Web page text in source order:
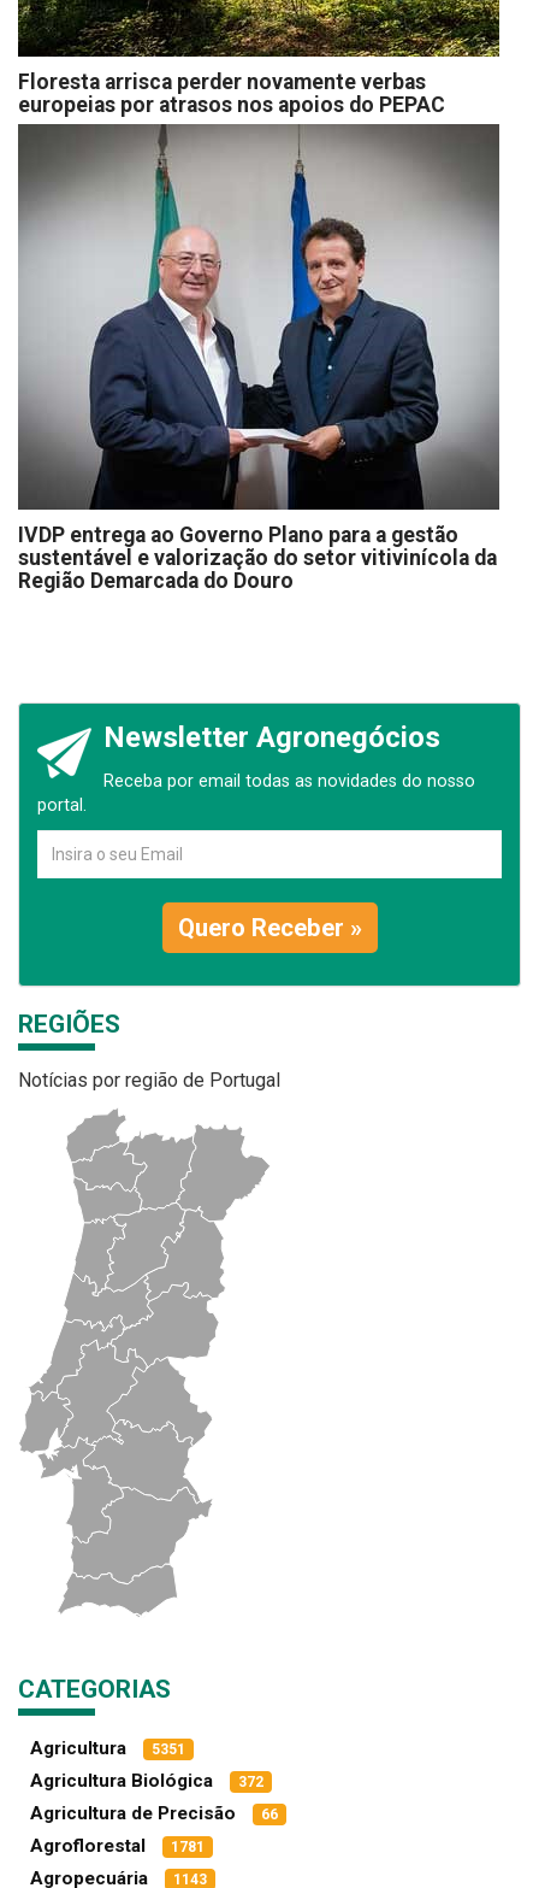
Floresta arrisca perder novamente verbas
europeias por atrasos nos apoios do PEPAC
IVDP entrega ao Governo Plano para a gestão
sustentável e valorização do setor vitivinícola da
Região Demarcada do Douro
Newsletter Agronegócios
Receba por email todas as novidades do nosso
portal.
Quero Receber »
REGIÕES
Notícias por região de Portugal
CATEGORIAS
Agricultura 5351
Agricultura Biológica 372
Agricultura de Precisão 66
Agroflorestal 1781
Agropecuária 1143